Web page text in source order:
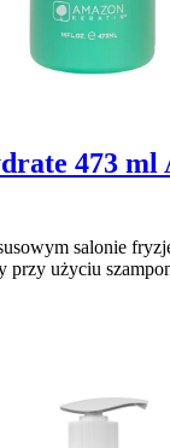
473 ml
salonie
przy użyciu